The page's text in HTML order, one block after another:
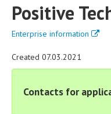
Positive
Enterprise information
Created 07.03.2021
Contacts for